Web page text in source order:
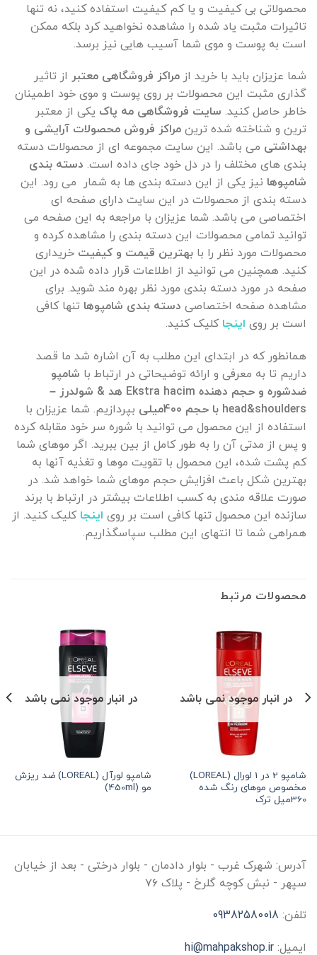
محصولاتی بی کیفیت و یا کم کیفیت استفاده کنید، نه تنها
تاثیرات مثبت یاد شده را مشاهده نخواهید کرد بلکه ممکن
است به پوست و موی شما آسیب هایی نیز برسد.
شما عزیزان باید با خرید از مراکز فروشگاهی معتبر از تاثیر
گذاری مثبت این محصولات بر روی پوست و موی خود اطمینان
خاطر حاصل کنید. سایت فروشگاهی مه پاک یکی از معتبر
ترین و شناخته شده ترین مراکز فروش محصولات آرایشی و
بهداشتی می باشد. این سایت مجموعه ای از محصولات دسته
بندی های مختلف را در دل خود جای داده است. دسته بندی
شامپوها نیز یکی از این دسته بندی ها به شمار می رود. این
دسته بندی از محصولات در این سایت دارای صفحه ای
اختصاصی می باشد. شما عزیزان با مراجعه به این صفحه می
توانید تمامی محصولات این دسته بندی را مشاهده کرده و
محصولات مورد نظر را با بهترین قیمت و کیفیت خریداری
کنید. همچنین می توانید از اطلاعات قرار داده شده در این
صفحه در مورد دسته بندی مورد نظر بهره مند شوید. برای
مشاهده صفحه اختصاصی دسته بندی شامپوها تنها کافی
است بر روی اینجا کلیک کنید.
همانطور که در ابتدای این مطلب به آن اشاره شد ما قصد
داریم تا به معرفی و ارائه توضیحاتی در ارتباط با شامپو
ضدشوره و حجم دهنده Ekstra hacim هد & شولدرز –
head&shoulders با حجم 400میلی
بپردازیم. شما عزیزان با
استفاده از این محصول می توانید با شوره سر خود مقابله کرده
و پس از مدتی آن را به طور کامل از بین ببرید. اگر موهای شما
کم پشت شده، این محصول با تقویت موها و تغذیه آنها به
بهترین شکل باعث افزایش حجم موهای شما خواهد شد. در
صورت علاقه مندی به کسب اطلاعات بیشتر در ارتباط با برند
سازنده این محصول تنها کافی است بر روی اینجا کلیک کنید. از
همراهی شما تا انتهای این مطلب سپاسگذاریم.
محصولات مرتبط
در انبار موجود نمی باشد
شامپو 2 در 1 لورال (LOREAL)
مخصوص موهای رنگ شده
360میل ترک
در انبار موجود نمی باشد
شامپو لورآل (LOREAL) ضد ریزش
مو (450ml)
آدرس: شهرک غرب - بلوار دادمان - بلوار درختی - بعد از خیابان
سپهر - نبش کوچه گلرخ - پلاک ۷۶
تلفن: 09382580018
ایمیل: hi@mahpakshop.ir